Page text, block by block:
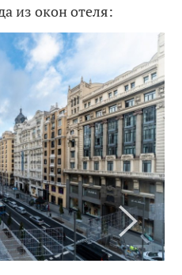
из окон отеля: